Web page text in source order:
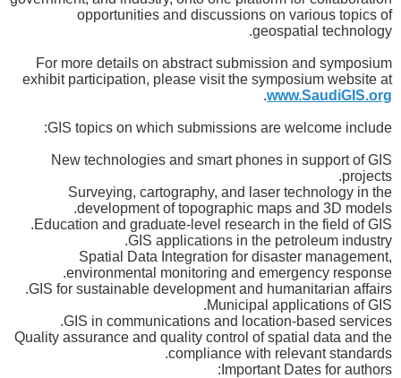
opportunities and discussions on various topics of
geospatial technology.
For more details on abstract submission and symposium
exhibit participation, please visit the symposium website at
www.SaudiGIS.org
.
GIS topics on which submissions are welcome include:
New technologies and smart phones in support of GIS
projects.
Surveying, cartography, and laser technology in the
development of topographic maps and 3D models.
Education and graduate-level research in the field of GIS.
GIS applications in the petroleum industry.
Spatial Data Integration for disaster management,
environmental monitoring and emergency response.
GIS for sustainable development and humanitarian affairs.
Municipal applications of GIS.
GIS in communications and location-based services.
Quality assurance and quality control of spatial data and the
compliance with relevant standards.
Important Dates for authors: